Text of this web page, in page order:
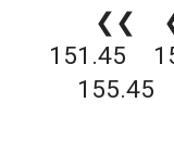
❮❮
151.45
155.45